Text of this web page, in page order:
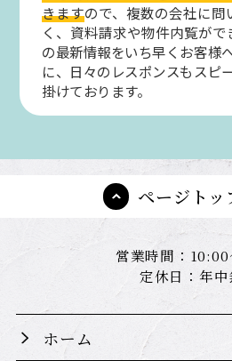
きますので、複数の会社に問
く、資料請求や物件内覧がで
の最新情報をいち早くお客様
に、日々のレスポンスもスピ
掛けております。
ページトッ
営業時間：
定休日：年中
ホーム